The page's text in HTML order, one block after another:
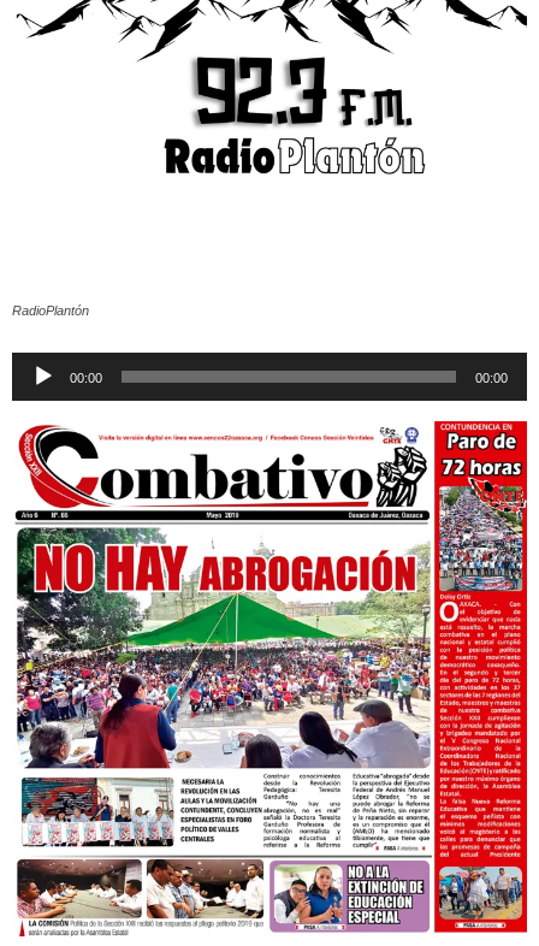
RadioPlantón
Reproductor
00:00 00:00